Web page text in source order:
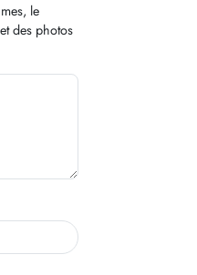
le
des photos